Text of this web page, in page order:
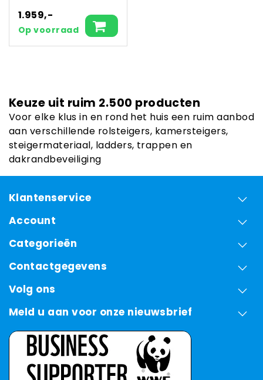
1.959,-
Op voorraad
Keuze uit ruim 2.500 producten
Voor elke klus in en rond het huis een ruim aanbod
aan verschillende rolsteigers, kamersteigers,
steigermateriaal, ladders, trappen en
dakrandbeveiliging
Klantenservice
Account
Categorieën
Contactgegevens
Volg ons
Meld u aan voor onze nieuwsbrief